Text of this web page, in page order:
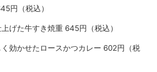
円（税込）
げた牛すき焼重 645円（税込）
く効かせたロースかつカレー 602円（税